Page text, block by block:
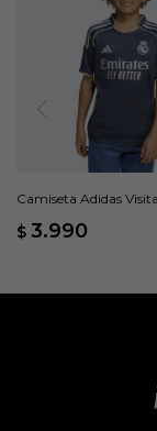
Camiseta Adidas
$ 3.990